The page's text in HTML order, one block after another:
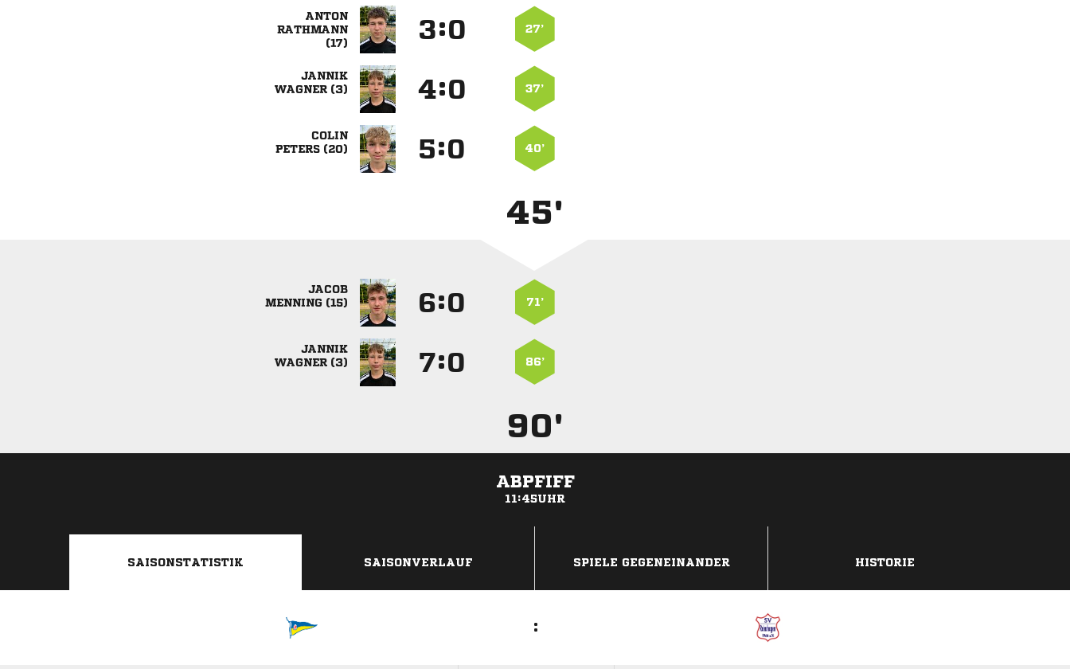



: 27’

 
: 37’

 
: 40’
45'

 
: 71’

 
: 86’
90'
ABPFIFF
11:45UHR
SAISONSTATISTIK SAISONVERLAUF SPIELE GEGENEINANDER HISTORIE
: